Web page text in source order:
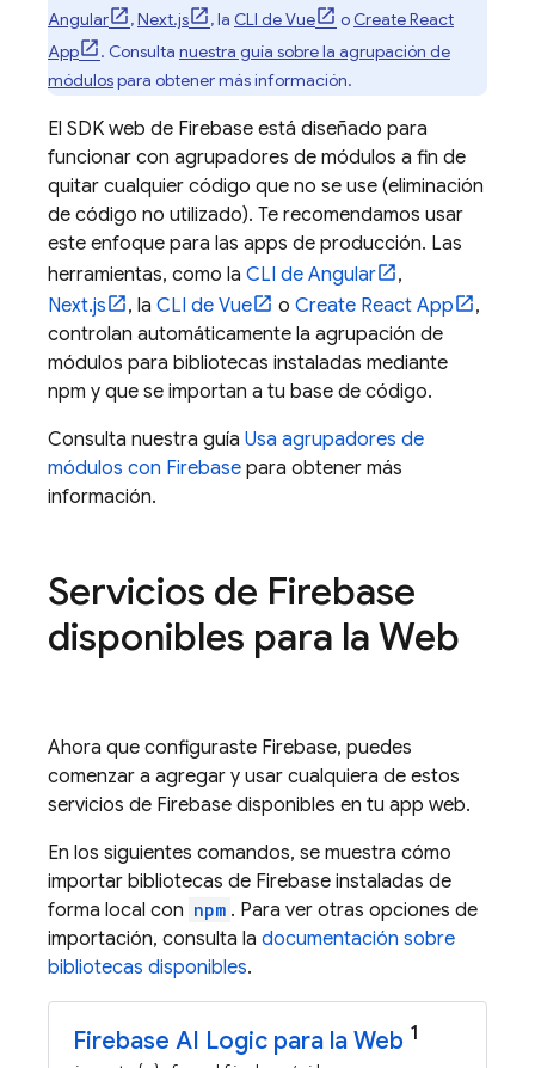
Angular
,Next.js , la CLI de Vue o Create React
App
. Consulta nuestra guía sobre la agrupación de
módulospara obtener más información.
El SDK web de Firebase está diseñado para
funcionar con agrupadores de módulos a fin de
quitar cualquier código que no se use (eliminación
de código no utilizado). Te recomendamos usar
este enfoque para las apps de producción. Las
herramientas, como la CLI de Angular
,
Next.js
, la CLI de Vue o Create React App
,
controlan automáticamente la agrupación de
módulos para bibliotecas instaladas mediante
npm y que se importan a tu base de código.
Consulta nuestra guía Usa agrupadores de
módulos con Firebase para obtener más
información.
Servicios de Firebase
disponibles para la Web
Ahora que configuraste Firebase, puedes
comenzar a agregar y usar cualquiera de estos
servicios de Firebase disponibles en tu app web.
En los siguientes comandos, se muestra cómo
importar bibliotecas de Firebase instaladas de
forma local con npm . Para ver otras opciones de
importación, consulta la documentación sobre
bibliotecas disponibles.
Firebase AI Logic para la Web 1